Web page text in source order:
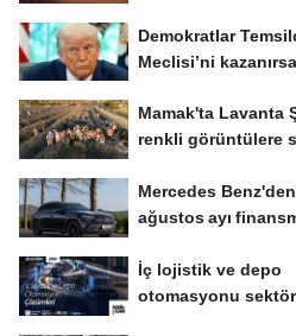
Demokratlar
Meclisi’ni
Mamak'ta Lavanta
renkli görüntülere
Mercedes Benz'den
ağustos ayı
İç lojistik ve depo
otomasyonu